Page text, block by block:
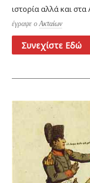
ιστορία αλλά και
έγραψε ο Ακταίων
Συνεχίστε Εδώ